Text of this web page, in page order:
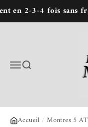
Passer au contenu
2-3-4 fois sans
MenuRecherche
Accueil / Montres 5